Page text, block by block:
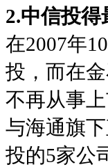
2.中信投得
在2007年
投，而在
不再从事
与海通旗
投的5家公